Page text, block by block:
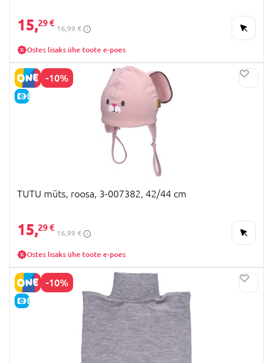
15,29 €
16,99 €
Ostes lisaks ühe toote e-poes
-10%
E-HIND
TUTU müts, roosa, 3-007382, 42/44 cm
15,29 €
16,99 €
Ostes lisaks ühe toote e-poes
-10%
E-HIND